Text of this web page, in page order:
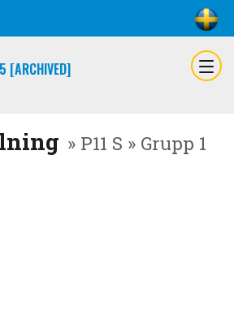
[ARCHIVED]
» P11 S » Grupp 1